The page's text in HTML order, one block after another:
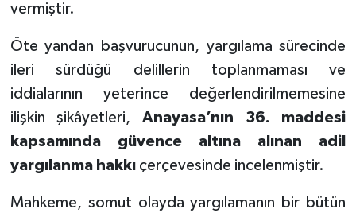
vermiştir.
Öte yandan başvurucunun, yargılama sürecinde
ileri sürdüğü delillerin toplanmaması ve
iddialarının yeterince değerlendirilmemesine
ilişkin şikâyetleri, Anayasa’nın 36. maddesi
kapsamında güvence altına alınan adil
yargılanma hakkıçerçevesinde incelenmiştir.
Mahkeme, somut olayda yargılamanın bir bütün